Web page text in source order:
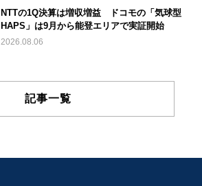
NTTの1Q決算は増収増益 ドコモの「気球型
HAPS」は9月から能登エリアで実証開始
2026.08.06
記事一覧